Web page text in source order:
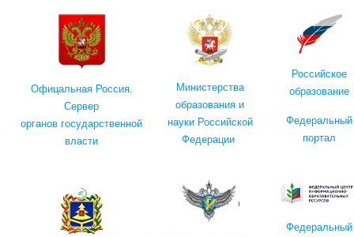
Офицальная Россия.
Сервер
органов государственной
власти
Министерства
образования и
науки Российской
Федерации
Российское
образование
Федеральный
портал
Федеральный